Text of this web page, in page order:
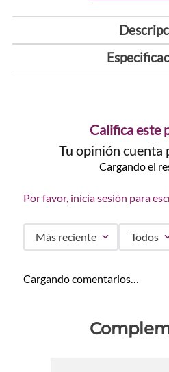
Califica este
Tu opinión cuenta
Cargando el
Por favor, inicia sesión para
Más reciente Todos
Cargando comentarios…